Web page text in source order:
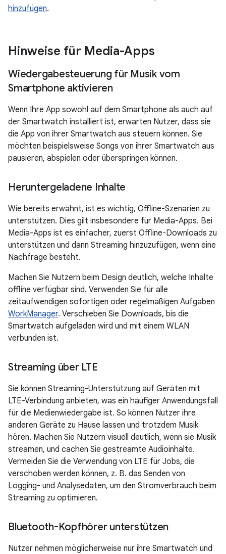
hinzufügen.
Hinweise für Media-Apps
Wiedergabesteuerung für Musik vom
Smartphone aktivieren
Wenn Ihre App sowohl auf dem Smartphone als auch auf
der Smartwatch installiert ist, erwarten Nutzer, dass sie
die App von ihrer Smartwatch aus steuern können. Sie
möchten beispielsweise Songs von ihrer Smartwatch aus
pausieren, abspielen oder überspringen können.
Heruntergeladene Inhalte
Wie bereits erwähnt, ist es wichtig, Offline-Szenarien zu
unterstützen. Dies gilt insbesondere für Media-Apps. Bei
Media-Apps ist es einfacher, zuerst Offline-Downloads zu
unterstützen und dann Streaming hinzuzufügen, wenn eine
Nachfrage besteht.
Machen Sie Nutzern beim Design deutlich, welche Inhalte
offline verfügbar sind. Verwenden Sie für alle
zeitaufwendigen sofortigen oder regelmäßigen Aufgaben
WorkManager. Verschieben Sie Downloads, bis die
Smartwatch aufgeladen wird und mit einem WLAN
verbunden ist.
Streaming über LTE
Sie können Streaming-Unterstützung auf Geräten mit
LTE-Verbindung anbieten, was ein häufiger Anwendungsfall
für die Medienwiedergabe ist. So können Nutzer ihre
anderen Geräte zu Hause lassen und trotzdem Musik
hören. Machen Sie Nutzern visuell deutlich, wenn sie Musik
streamen, und cachen Sie gestreamte Audioinhalte.
Vermeiden Sie die Verwendung von LTE für Jobs, die
verschoben werden können, z. B. das Senden von
Logging- und Analysedaten, um den Stromverbrauch beim
Streaming zu optimieren.
Bluetooth-Kopfhörer unterstützen
Nutzer nehmen möglicherweise nur ihre Smartwatch und